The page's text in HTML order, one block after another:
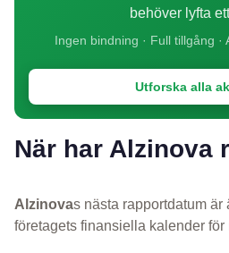
behöver lyfta
Ingen bindning · Full tillgång
Utforska alla
När har Alzinova
Alzinovas nästa rapportdatum
företagets finansiella kalender för